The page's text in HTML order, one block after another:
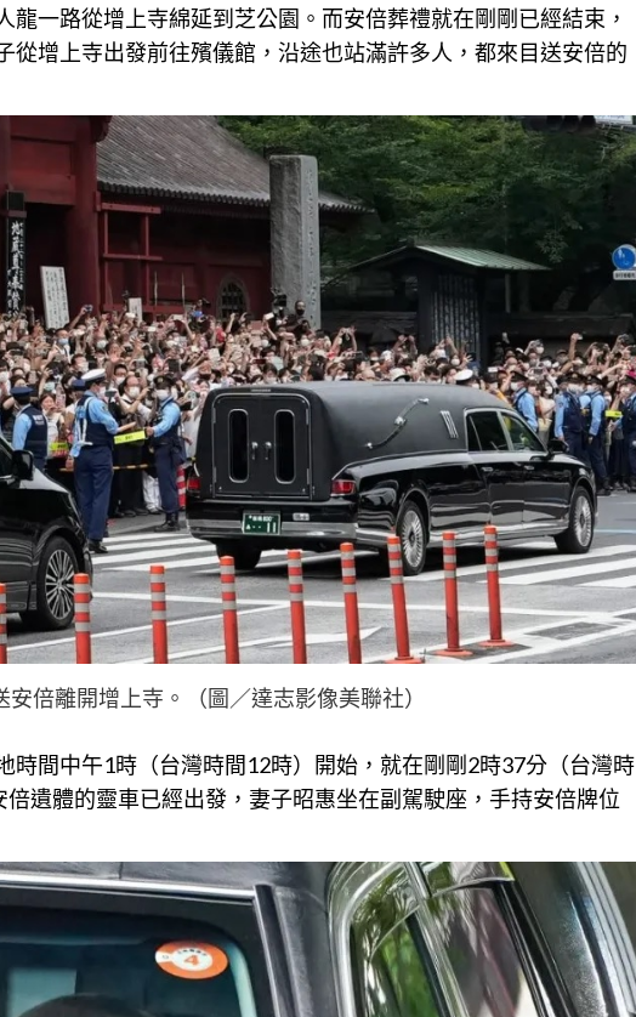
一路從增上寺綿延到芝公園。而安倍葬禮就在剛剛已經結束，
從增上寺出發前往殯儀館，沿途也站滿許多人，都來目送安倍的
安倍離開增上寺。（圖／達志影像美聯社）
時間中午1時（台灣時間12時）開始，就在剛剛2時37分（台灣時
遺體的靈車已經出發，妻子昭惠坐在副駕駛座，手持安倍牌位